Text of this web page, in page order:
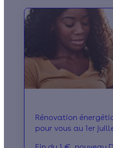
Rénovation
pour vous au 1er